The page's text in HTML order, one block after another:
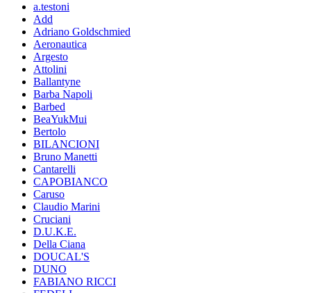
a.testoni
Add
Adriano Goldschmied
Aeronautica
Argesto
Attolini
Ballantyne
Barba Napoli
Barbed
BeaYukMui
Bertolo
BILANCIONI
Bruno Manetti
Cantarelli
CAPOBIANCO
Caruso
Claudio Marini
Cruciani
D.U.K.E.
Della Ciana
DOUCAL'S
DUNO
FABIANO RICCI